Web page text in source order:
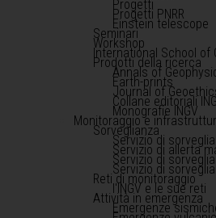
Progetti
Progetti PNRR
Einstein telescope
Seminari
Workshop
International School of
Prodotti della ricerca
Annals of
Earth-prints
Journal of
Collane editoriali
Monografie INGV
Monitoraggio e
Sorveglianza
Servizio di
Servizio di allerta
Servizio di
Servizio di
Reti di monitoraggio
l'INGV e le sue reti
Attività in emergenza
Emergenze